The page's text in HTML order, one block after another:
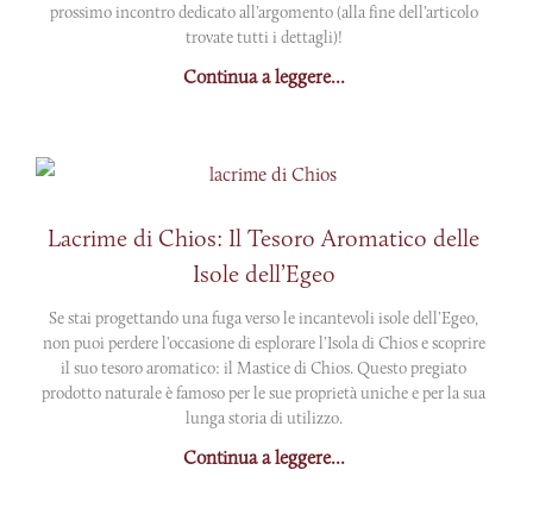
prossimo incontro dedicato all’argomento (alla fine dell’articolo
trovate tutti i dettagli)!
Continua a leggere...
Lacrime di Chios: Il Tesoro Aromatico delle
Isole dell’Egeo
Se stai progettando una fuga verso le incantevoli isole dell’Egeo,
non puoi perdere l’occasione di esplorare l’Isola di Chios e scoprire
il suo tesoro aromatico: il Mastice di Chios. Questo pregiato
prodotto naturale è famoso per le sue proprietà uniche e per la sua
lunga storia di utilizzo.
Continua a leggere...